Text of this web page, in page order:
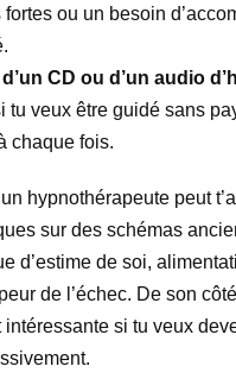
ou un besoin
CD ou d’un audio
tu veux être guidé sans
chaque fois.
hypnothérapeute peut
sur des schémas
d’estime de soi,
de l’échec. De son
intéressante si tu veux